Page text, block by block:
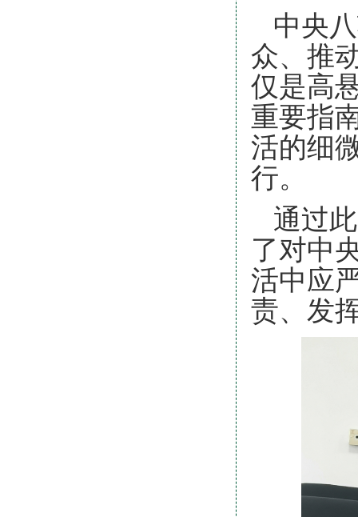
中央
众、推
仅是高
重要指
活的细
行。
通过
了对中
活中应
责、发